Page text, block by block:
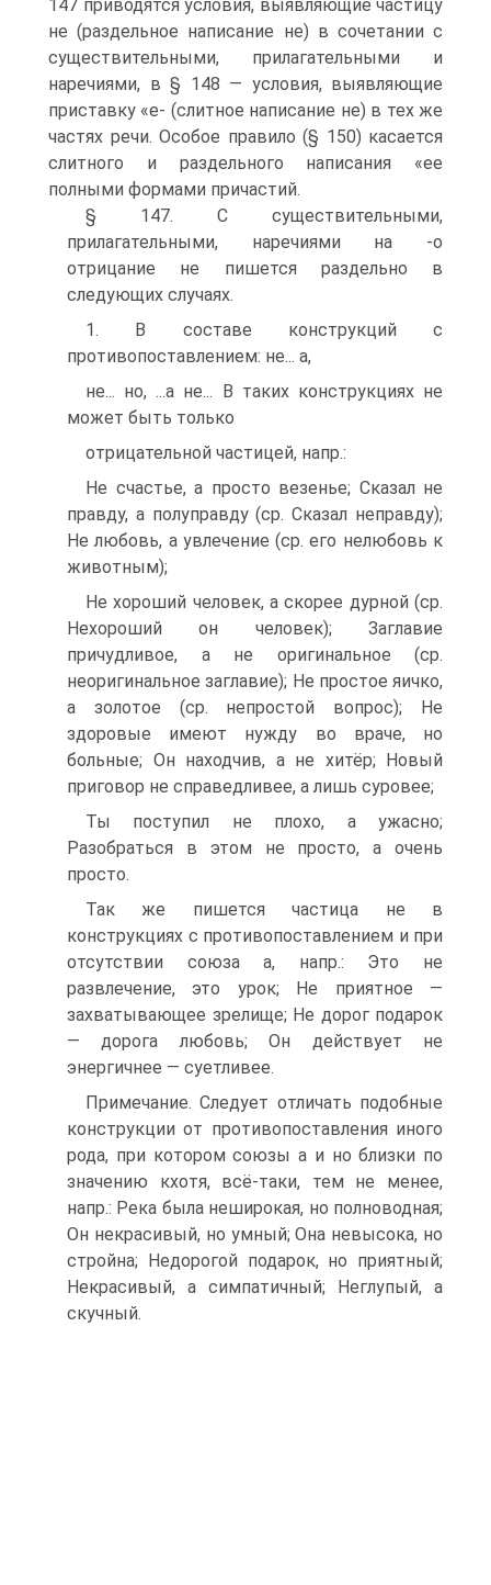
147 приводятся условия, выявляющие частицу
не (раздельное написание не) в сочетании с
существительными, прилагательными и
наречиями, в § 148 — условия, выявляющие
приставку «е- (слитное написание не) в тех же
частях речи. Особое правило (§ 150) касается
слитного и раздельного написания «ее
полными формами причастий.
§ 147. С существительными,
прилагательными, наречиями на -о
отрицание не пишется раздельно в
следующих случаях.
1. В составе конструкций с
противопоставлением: не... а,
не... но, ...а не... В таких конструкциях не
может быть только
отрицательной частицей, напр.:
Не счастье, а просто везенье; Сказал не
правду, а полуправду (ср. Сказал неправду);
Не любовь, а увлечение (ср. его нелюбовь к
животным);
Не хороший человек, а скорее дурной (ср.
Нехороший он человек); Заглавие
причудливое, а не оригинальное (ср.
неоригинальное заглавие); Не простое яичко,
а золотое (ср. непростой вопрос); Не
здоровые имеют нужду во враче, но
больные; Он находчив, а не хитёр; Новый
приговор не справедливее, а лишь суровее;
Ты поступил не плохо, а ужасно;
Разобраться в этом не просто, а очень
просто.
Так же пишется частица не в
конструкциях с противопоставлением и при
отсутствии союза а, напр.: Это не
развлечение, это урок; Не приятное —
захватывающее зрелище; Не дорог подарок
— дорога любовь; Он действует не
энергичнее — суетливее.
Примечание. Следует отличать подобные
конструкции от противопоставления иного
рода, при котором союзы а и но близки по
значению кхотя, всё-таки, тем не менее,
напр.: Река была неширокая, но полноводная;
Он некрасивый, но умный; Она невысока, но
стройна; Недорогой подарок, но приятный;
Некрасивый, а симпатичный; Неглупый, а
скучный.